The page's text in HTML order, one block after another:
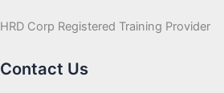
HRD Corp Registered Training Provider
Contact Us